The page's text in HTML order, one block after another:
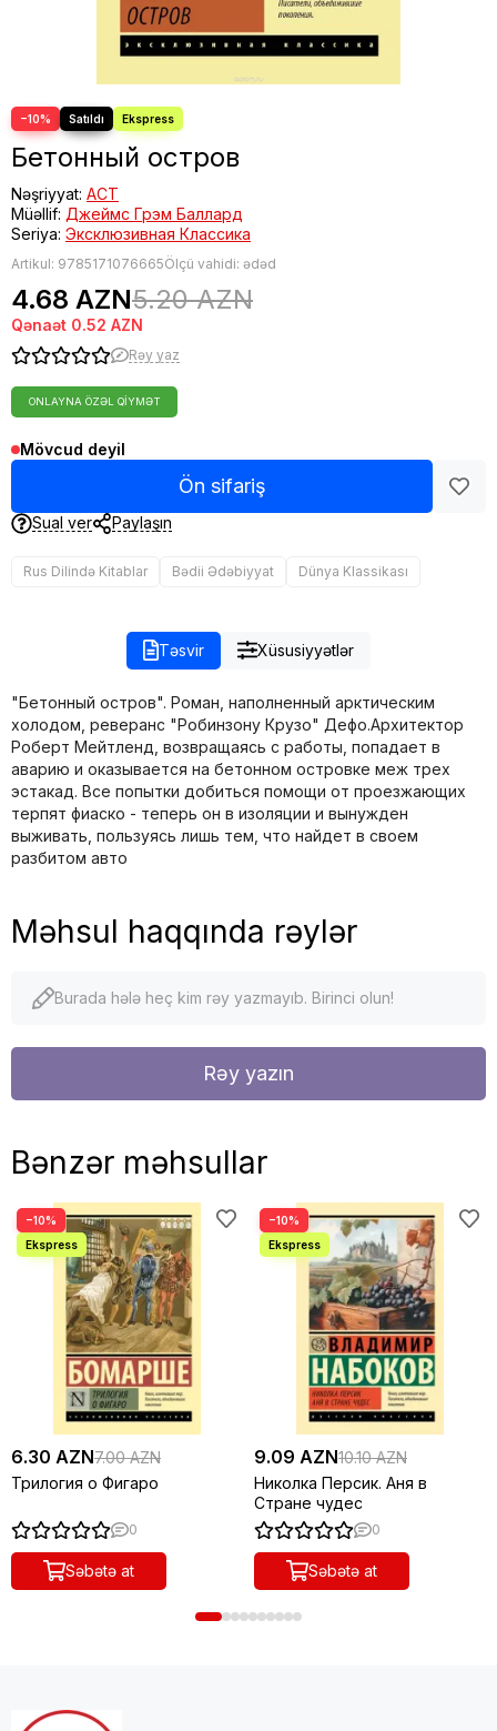
−10%
Бетонный остров
Nəşriyyat: АСТ
Müəllif: Джеймс Грэм Баллард
Seriya: Эксклюзивная Классика
Artikul: 9785171076665Ölçü vahidi: ədəd
4.68 AZN5.20 AZN
Qənaət 0.52 AZN
Rəy yaz
ONLAYNA ÖZƏL QIYMƏT
Mövcud deyil
Ön sifariş
Sual ver Paylaşın
Rus Dilində Kitablar Bədii Ədəbiyyat Dünya Klassikası
Təsvir Xüsusiyyətlər
"Бетонный остров". Роман, наполненный арктическим
холодом, реверанс "Робинзону Крузо" Дефо.Архитектор
Роберт Мейтленд, возвращаясь с работы, попадает в
аварию и оказывается на бетонном островке меж трех
эстакад. Все попытки добиться помощи от проезжающих
терпят фиаско - теперь он в изоляции и вынужден
выживать, пользуясь лишь тем, что найдет в своем
разбитом авто
Məhsul haqqında rəylər
Burada hələ heç kim rəy yazmayıb. Birinci olun!
Rəy yazın
Bənzər məhsullar
−10%
6.30 AZN7.00 AZN
Трилогия о Фигаро
0
Səbətə at
−10%
9.09 AZN10.10 AZN
Николка Персик. Аня в
Стране чудес
0
Səbətə at